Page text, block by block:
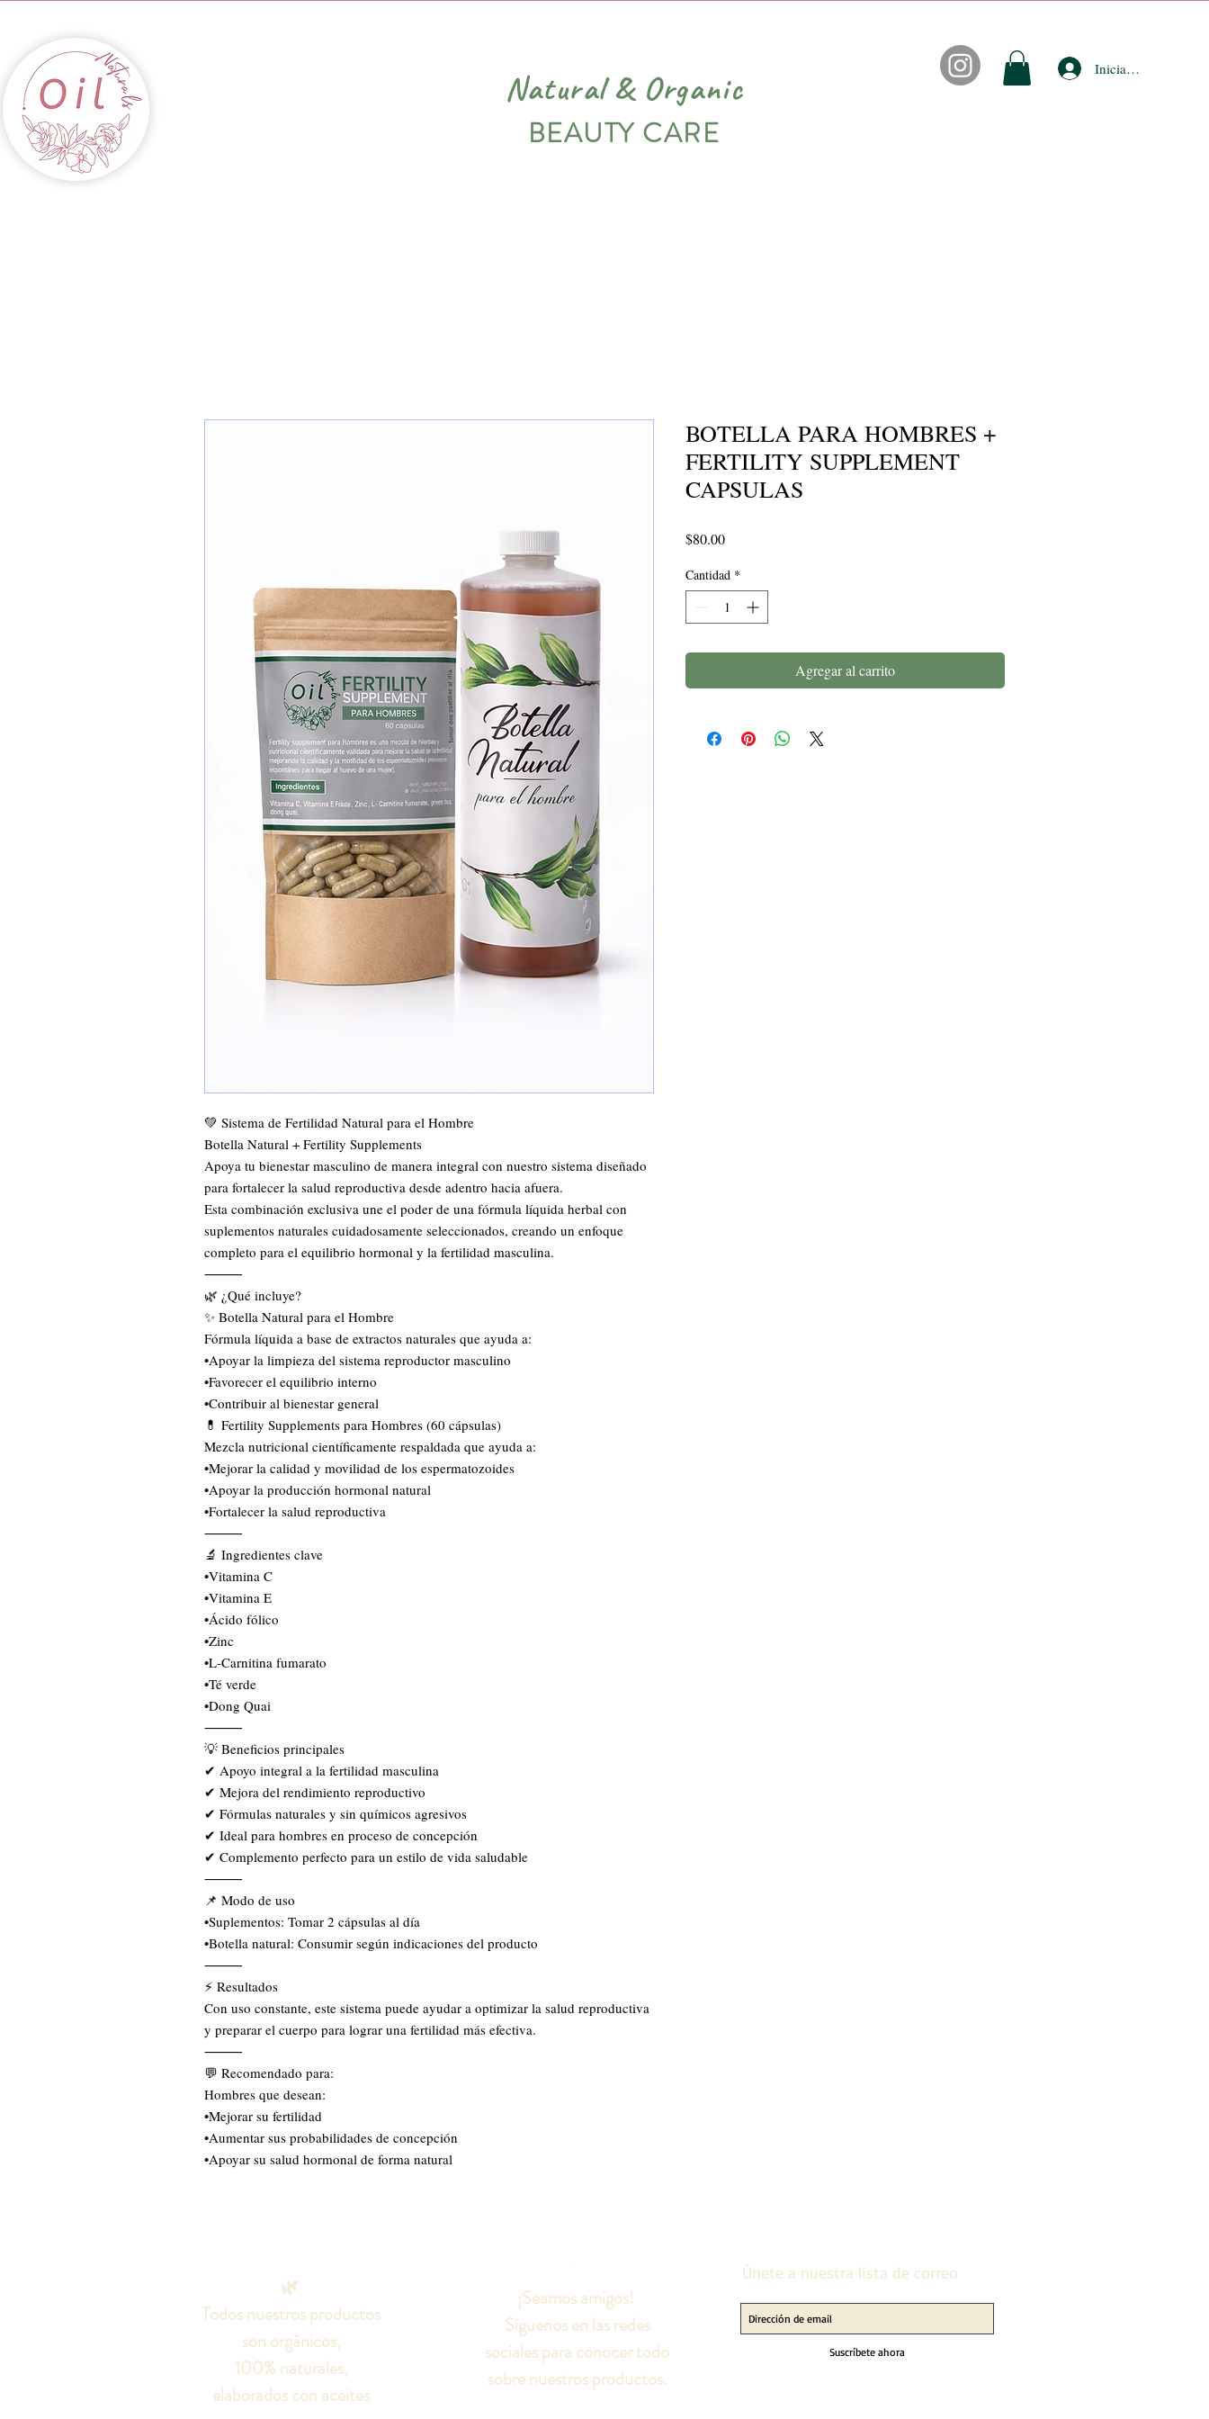
Natural & Organic
BEAUTY CARE
Iniciar sesión
💚 Sistema de Fertilidad Natural para el Hombre
Botella Natural + Fertility Supplements
Apoya tu bienestar masculino de manera integral con nuestro sistema diseñado
para fortalecer la salud reproductiva desde adentro hacia afuera.
Esta combinación exclusiva une el poder de una fórmula líquida herbal con
suplementos naturales cuidadosamente seleccionados, creando un enfoque
completo para el equilibrio hormonal y la fertilidad masculina.
⸻
🌿 ¿Qué incluye?
✨ Botella Natural para el Hombre
Fórmula líquida a base de extractos naturales que ayuda a:
•Apoyar la limpieza del sistema reproductor masculino
•Favorecer el equilibrio interno
•Contribuir al bienestar general
💊 Fertility Supplements para Hombres (60 cápsulas)
Mezcla nutricional científicamente respaldada que ayuda a:
•Mejorar la calidad y movilidad de los espermatozoides
•Apoyar la producción hormonal natural
•Fortalecer la salud reproductiva
⸻
🔬 Ingredientes clave
•Vitamina C
•Vitamina E
•Ácido fólico
•Zinc
•L-Carnitina fumarato
•Té verde
•Dong Quai
⸻
💡 Beneficios principales
✔ Apoyo integral a la fertilidad masculina
✔ Mejora del rendimiento reproductivo
✔ Fórmulas naturales y sin químicos agresivos
✔ Ideal para hombres en proceso de concepción
✔ Complemento perfecto para un estilo de vida saludable
⸻
📌 Modo de uso
•Suplementos: Tomar 2 cápsulas al día
•Botella natural: Consumir según indicaciones del producto
⸻
⚡ Resultados
Con uso constante, este sistema puede ayudar a optimizar la salud reproductiva
y preparar el cuerpo para lograr una fertilidad más efectiva.
⸻
💬 Recomendado para:
Hombres que desean:
•Mejorar su fertilidad
•Aumentar sus probabilidades de concepción
•Apoyar su salud hormonal de forma natural
BOTELLA PARA HOMBRES +
FERTILITY SUPPLEMENT
CAPSULAS
$80.00Precio
Cantidad *
Agregar al carrito
🌿
Todos nuestros productos
son orgánicos,
100% naturales,
elaborados con aceites
¡Seamos amigos!
Síguenos en las redes
sociales para conocer todo
sobre nuestros productos.
Únete a nuestra lista de correo
Suscríbete ahora